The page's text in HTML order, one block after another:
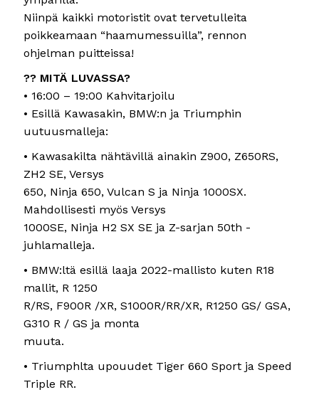
Niinpä kaikki motoristit ovat tervetulleita
poikkeamaan “haamumessuilla”, rennon
ohjelman puitteissa!
?? MITÄ LUVASSA?
• 16:00 – 19:00 Kahvitarjoilu
• Esillä Kawasakin, BMW:n ja Triumphin
uutuusmalleja:
• Kawasakilta nähtävillä ainakin Z900, Z650RS,
ZH2 SE, Versys
650, Ninja 650, Vulcan S ja Ninja 1000SX.
Mahdollisesti myös Versys
1000SE, Ninja H2 SX SE ja Z-sarjan 50th -
juhlamalleja.
• BMW:ltä esillä laaja 2022-mallisto kuten R18
mallit, R 1250
R/RS, F900R /XR, S1000R/RR/XR, R1250 GS/ GSA,
G310 R / GS ja monta
muuta.
• Triumphlta upouudet Tiger 660 Sport ja Speed
Triple RR.